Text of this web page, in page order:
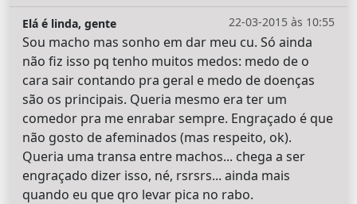
22-03-2015 às 10:55
Elá é linda, gente
Sou macho mas sonho em dar meu cu. Só ainda
não fiz isso pq tenho muitos medos: medo de o
cara sair contando pra geral e medo de doenças
são os principais. Queria mesmo era ter um
comedor pra me enrabar sempre. Engraçado é que
não gosto de afeminados (mas respeito, ok).
Queria uma transa entre machos... chega a ser
engraçado dizer isso, né, rsrsrs... ainda mais
quando eu que qro levar pica no rabo.